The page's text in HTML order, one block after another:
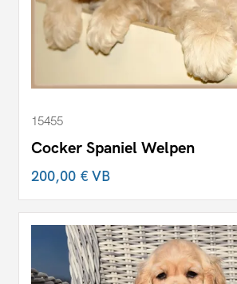
15455
Cocker Spaniel Welpen
200,00 €VB